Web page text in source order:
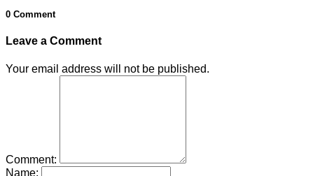
0 Comment
Leave a Comment
Your email address will not be published.
Comment:
Name: